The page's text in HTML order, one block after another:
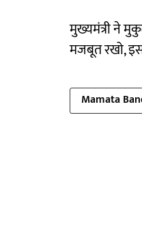
मुख्यमंत्री ने
मजबूत रखो,
Mamata